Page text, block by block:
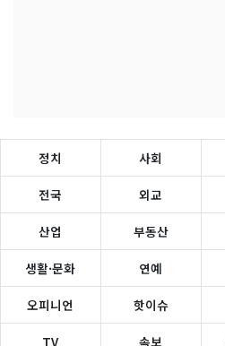
정치 사회
전국 외교
산업 부동산
생활·문화 연예
오피니언 핫이슈
TV 속보